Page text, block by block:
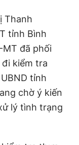
Thanh
tỉnh Bình
đã phối
kiểm tra
tỉnh
chờ ý kiến
lý tình trạng